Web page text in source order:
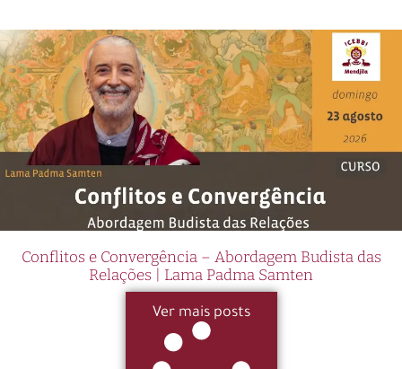
Conflitos e Convergência – Abordagem Budista das
Relações | Lama Padma Samten
Ver mais posts